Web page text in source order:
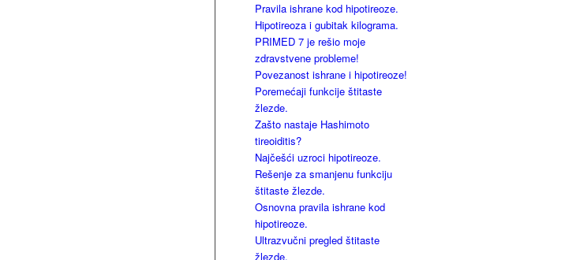
Pravila ishrane kod hipotireoze.
Hipotireoza i gubitak kilograma.
PRIMED 7 je rešio moje
zdravstvene probleme!
Povezanost ishrane i hipotireoze!
Poremećaji funkcije štitaste
žlezde.
Zašto nastaje Hashimoto
tireoiditis?
Najčešći uzroci hipotireoze.
Rešenje za smanjenu funkciju
štitaste žlezde.
Osnovna pravila ishrane kod
hipotireoze.
Ultrazvučni pregled štitaste
žlezde.